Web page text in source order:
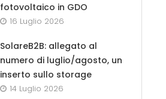
fotovoltaico in GDO
16 Luglio 2026
SolareB2B: allegato al
numero di luglio/agosto, un
inserto sullo storage
14 Luglio 2026